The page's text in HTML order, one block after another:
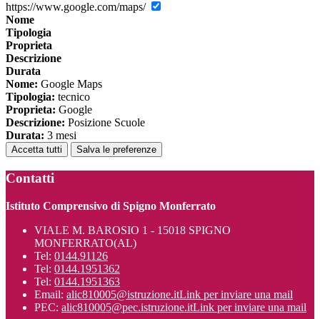
https://www.google.com/maps/
Nome
Tipologia
Proprieta
Descrizione
Durata
Nome: Google Maps
Tipologia: tecnico
Proprieta: Google
Descrizione: Posizione Scuole
Durata: 3 mesi
Accetta tutti Salva le preferenze
Contatti
Istituto Comprensivo di Spigno Monferrato
VIALE M. BAROSIO 1 - 15018 SPIGNO
MONFERRATO(AL)
Tel: 0144.91126
Tel: 0144.1951362
Tel: 0144.1951363
Email: alic810005@istruzione.itLink per inviare una mail
PEC: alic810005@pec.istruzione.itLink per inviare una mail